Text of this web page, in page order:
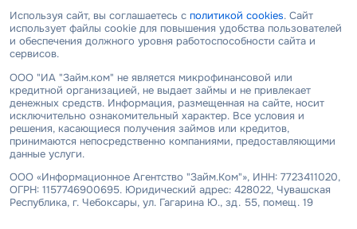
Используя сайт, вы соглашаетесь с политикой cookies. Сайт
использует файлы cookie для повышения удобства пользователей
и обеспечения должного уровня работоспособности сайта и
сервисов.
ООО "ИА "Займ.ком" не является микрофинансовой или
кредитной организацией, не выдает займы и не привлекает
денежных средств. Информация, размещенная на сайте, носит
исключительно ознакомительный характер. Все условия и
решения, касающиеся получения займов или кредитов,
принимаются непосредственно компаниями, предоставляющими
данные услуги.
ООО «Информационное Агентство "Займ.Ком"», ИНН: 7723411020,
ОГРН: 1157746900695. Юридический адрес: 428022, Чувашская
Республика, г. Чебоксары, ул. Гагарина Ю., зд. 55, помещ. 19